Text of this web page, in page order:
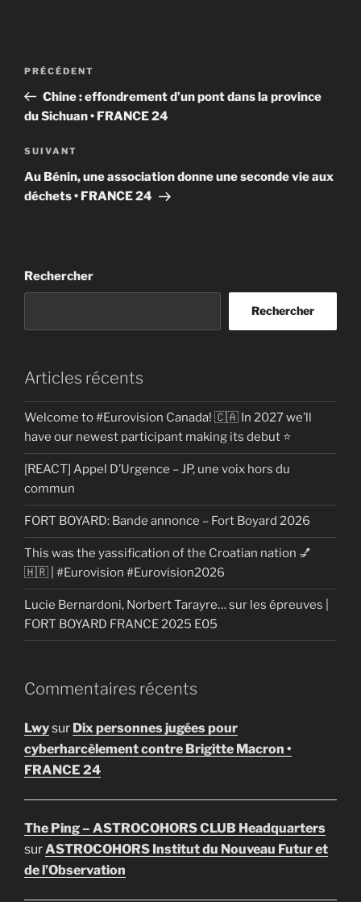
Navigation
l’article
Article
précédent
PRÉCÉDENT
Chine : effondrement d’un pont dans la province
du Sichuan • FRANCE 24
Article
suivant
SUIVANT
Au Bénin, une association donne une seconde vie aux
déchets • FRANCE 24
Rechercher
Rechercher
Articles récents
Welcome to #Eurovision Canada! 🇨🇦 In 2027 we’ll
have our newest participant making its debut ⭐
[REACT] Appel D’Urgence – JP, une voix hors du
commun
FORT BOYARD: Bande annonce – Fort Boyard 2026
This was the yassification of the Croatian nation 💅
🇭🇷 | #Eurovision #Eurovision2026
Lucie Bernardoni, Norbert Tarayre… sur les épreuves |
FORT BOYARD FRANCE 2025 E05
Commentaires récents
Lwysur Dix personnes jugées pour
cyberharcèlement contre Brigitte Macron •
FRANCE 24
The Ping – ASTROCOHORS CLUB Headquarters
surASTROCOHORS Institut du Nouveau Futur et
de l’Observation